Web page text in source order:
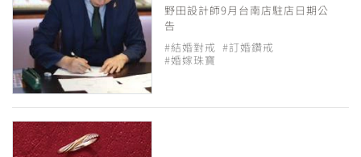
野田設計師9月台南店駐店日期公
告
#結婚對戒 #訂婚鑽戒
#婚嫁珠寶